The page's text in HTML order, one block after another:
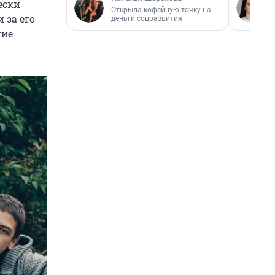
за его
Открыла кофейную точку на
деньги соцразвития